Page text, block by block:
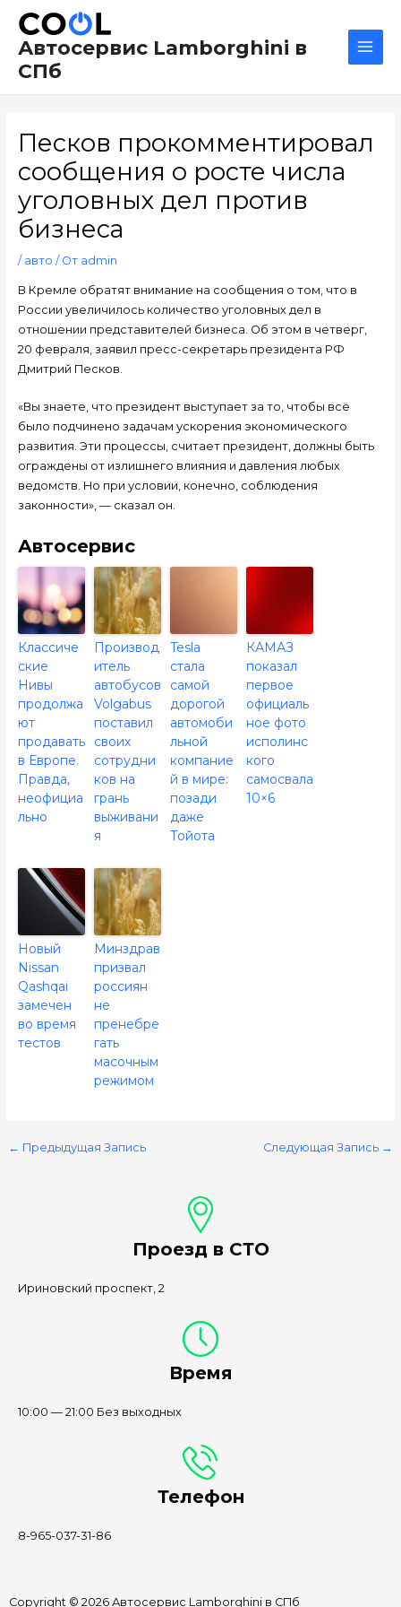
содержимому
Автосервис Lamborghini в
СПб
Песков прокомментировал
сообщения о росте числа
уголовных дел против
бизнеса
/ авто / От admin
В Кремле обратят внимание на сообщения о том, что в
России увеличилось количество уголовных дел в
отношении представителей бизнеса. Об этом в четверг,
20 февраля, заявил пресс-секретарь президента РФ
Дмитрий Песков.
«Вы знаете, что президент выступает за то, чтобы всё
было подчинено задачам ускорения экономического
развития. Эти процессы, считает президент, должны быть
ограждены от излишнего влияния и давления любых
ведомств. Но при условии, конечно, соблюдения
законности», — сказал он.
Автосервис
Классиче
ские
Нивы
продолжа
ют
продавать
в Европе.
Правда,
неофициа
льно
Производ
итель
автобусов
Volgabus
поставил
своих
сотрудни
ков на
грань
выживани
я
Tesla
стала
самой
дорогой
автомоби
льной
компание
й в мире:
позади
даже
Тойота
КАМАЗ
показал
первое
официаль
ное фото
исполинс
кого
самосвала
10×6
Новый
Nissan
Qashqai
замечен
во время
тестов
Минздрав
призвал
россиян
не
пренебре
гать
масочным
режимом
по
записям
← Предыдущая Запись Следующая Запись →
Проезд в СТО
Ириновский проспект, 2
Время
10:00 — 21:00 Без выходных
Телефон
8-965-037-31-86
Copyright © 2026 Автосервис Lamborghini в СПб